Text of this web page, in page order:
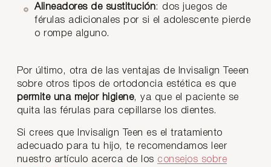
Alineadores de sustitución: dos juegos de
férulas adicionales por si el adolescente pierde
o rompe alguno.
Por último, otra de las ventajas de Invisalign Teeen
sobre otros tipos de ortodoncia estética es que
permite una mejor higiene, ya que el paciente se
quita las férulas para cepillarse los dientes.
Si crees que Invisalign Teen es el tratamiento
adecuado para tu hijo, te recomendamos leer
nuestro artículo acerca de los consejos sobre